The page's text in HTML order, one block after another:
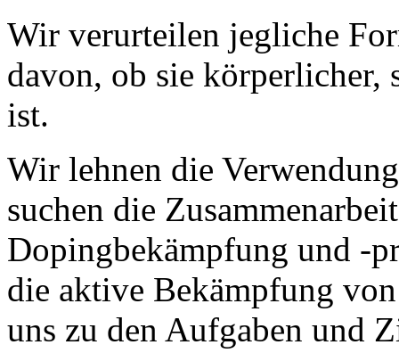
Wir verurteilen jegliche
davon, ob sie körperlicher,
ist.
Wir lehnen die
suchen die
Dopingbekämpfung und -
die aktive Bekämpfung
uns zu den Aufgaben und